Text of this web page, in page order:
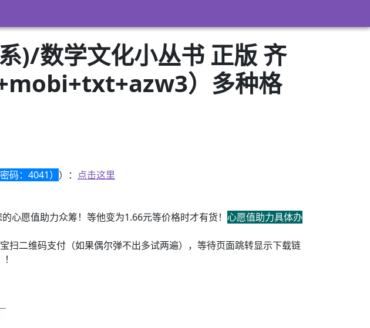
)/数学文化小丛书 正版 齐
）多种格
码：4041） ）： 点击这里
心愿值助力众筹！等他变为1.66元等价格时才有货！ 心愿值助力具体办
扫二维码支付（如果偶尔弹不出多试两遍），等待页面跳转显示下载链